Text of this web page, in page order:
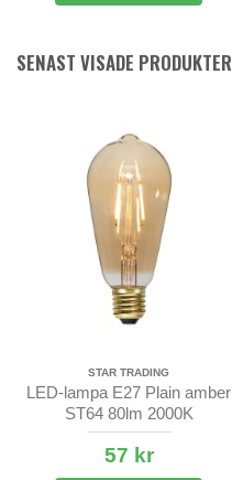
SENAST VISADE PRODUKTER
STAR TRADING
LED-lampa E27 Plain amber
ST64 80lm 2000K
57 kr